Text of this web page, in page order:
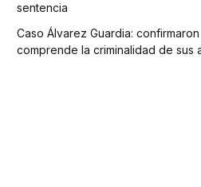
sentencia
Caso Álvarez Guardia:
comprende la criminalidad de sus